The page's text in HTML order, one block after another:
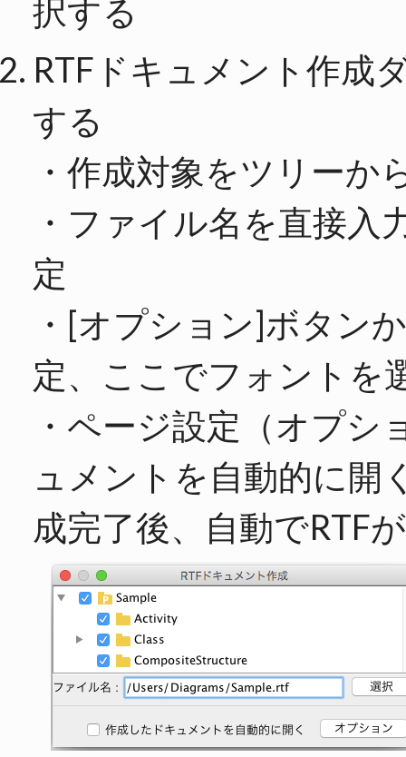
択する
RTFドキュメント作成
する
・作成対象をツリーか
・ファイル名を直接
定
・[オプション]ボタン
定、ここでフォントを
・ページ設定（オプ
ュメントを自動的に開
成完了後、自動でRTF